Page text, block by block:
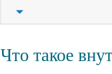
когда чаще
какие
Что такое